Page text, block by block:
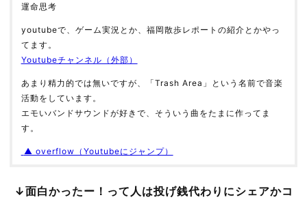
運命思考
youtubeで、ゲーム実況とか、福岡散歩レポートの紹介とかやっ
てます。
Youtubeチャンネル（外部）
あまり精力的では無いですが、「Trash Area」という名前で音楽
活動をしています。
エモいバンドサウンドが好きで、そういう曲をたまに作ってま
す。
▲ overflow（Youtubeにジャンプ）
↓面白かったー！って人は投げ銭代わりにシェアかコ